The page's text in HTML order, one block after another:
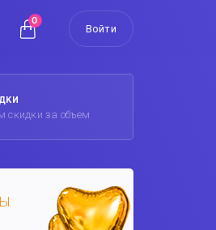
0
Войти
скидки за объем